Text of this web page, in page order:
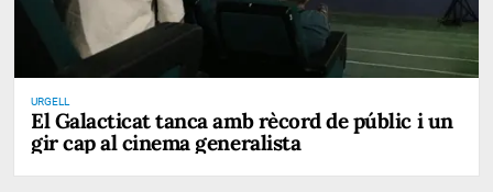
URGELL
El Galacticat tanca amb rècord de públic i un
gir cap al cinema generalista